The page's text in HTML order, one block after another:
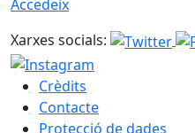
Accedeix
Xarxes socials:
Crèdits
Contacte
Protecció de dades